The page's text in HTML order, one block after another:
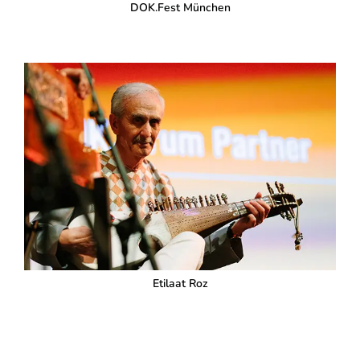
DOK.Fest München
Etilaat Roz